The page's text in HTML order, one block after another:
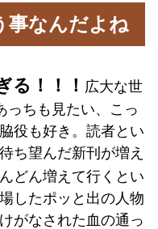
事なんだよね
！！！ 広大な世
ちも見たい、こっ
役も好き。読者とい
ち望んだ新刊が増え
どん増えて行くとい
したポッと出の人物
がなされた血の通っ